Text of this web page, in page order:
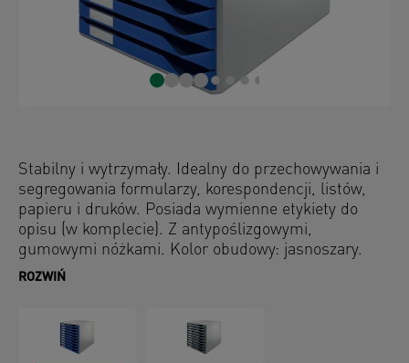
Stabilny i wytrzymały. Idealny do przechowywania i
segregowania formularzy, korespondencji, listów,
papieru i druków. Posiada wymienne etykiety do
opisu (w komplecie). Z antypoślizgowymi,
gumowymi nóżkami. Kolor obudowy: jasnoszary.
ROZWIŃ